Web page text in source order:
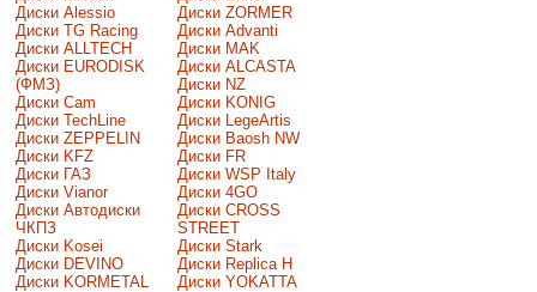
Диски Alessio
Диски TG Racing
Диски ALLTECH
Диски EURODISK
(ФМЗ)
Диски Cam
Диски TechLine
Диски ZEPPELIN
Диски KFZ
Диски ГАЗ
Диски Vianor
Диски Автодиски
ЧКПЗ
Диски Kosei
Диски DEVINO
Диски KORMETAL
Диски ZORMER
Диски Advanti
Диски MAK
Диски ALCASTA
Диски NZ
Диски KONIG
Диски LegeArtis
Диски Baosh NW
Диски FR
Диски WSP Italy
Диски 4GO
Диски CROSS
STREET
Диски Stark
Диски Replica H
Диски YOKATTA